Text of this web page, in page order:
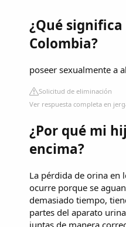
¿Qué
Colombia?
poseer sexualmente a
Solicitud de eliminación
Ver respuesta completa en
¿Por qué mi
encima?
La pérdida de orina en
ocurre porque se
demasiado tiempo,
partes del aparato